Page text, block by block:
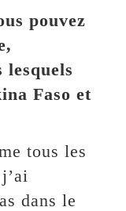
pouvez
lesquels
Faso et
tous les
dans le